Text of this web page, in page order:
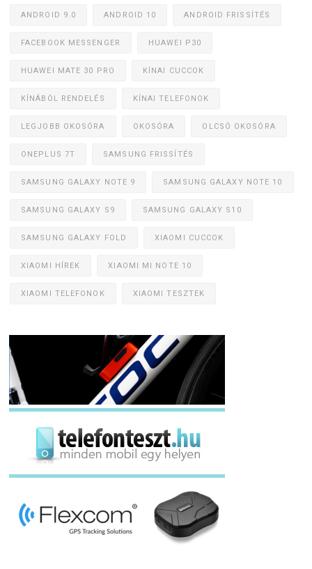
ANDROID 9.0 ANDROID 10 ANDROID FRISSÍTÉS
FACEBOOK MESSENGER HUAWEI P30
HUAWEI MATE 30 PRO KÍNAI CUCCOK
KÍNÁBÓL RENDELÉS KÍNAI TELEFONOK
LEGJOBB OKOSÓRA OKOSÓRA OLCSÓ OKOSÓRA
ONEPLUS 7T SAMSUNG FRISSÍTÉS
SAMSUNG GALAXY NOTE 9 SAMSUNG GALAXY NOTE 10
SAMSUNG GALAXY S9 SAMSUNG GALAXY S10
SAMSUNG GALAXY FOLD XIAOMI CUCCOK
XIAOMI HÍREK XIAOMI MI NOTE 10
XIAOMI TELEFONOK XIAOMI TESZTEK